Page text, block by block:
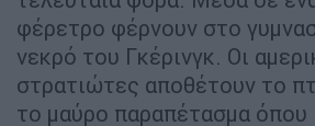
φέρετρο φέρνουν στο
νεκρό του Γκέρινγκ. Οι
στρατιώτες αποθέτουν το
το μαύρο παραπέτασμα όπου